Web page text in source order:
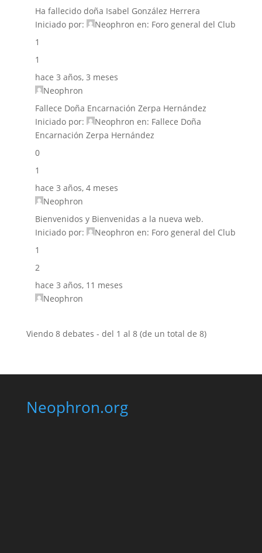
Ha fallecido doña Isabel González Herrera
Iniciado por:
Neophron en: Foro general del Club
1
1
hace 3 años, 3 meses
Neophron
Fallece Doña Encarnación Zerpa Hernández
Iniciado por:
Neophron en: Fallece Doña
Encarnación Zerpa Hernández
0
1
hace 3 años, 4 meses
Neophron
Bienvenidos y Bienvenidas a la nueva web.
Iniciado por:
Neophron en: Foro general del Club
1
2
hace 3 años, 11 meses
Neophron
Viendo 8 debates - del 1 al 8 (de un total de 8)
Neophron.org